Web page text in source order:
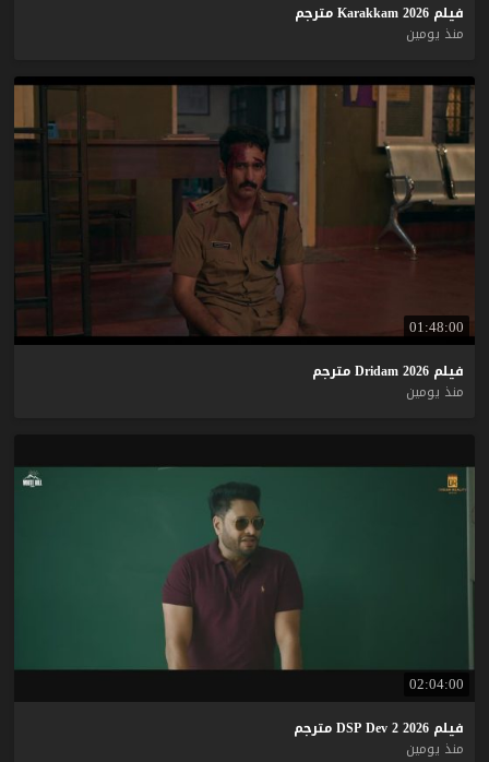
فيلم Karakkam 2026
مترجم
منذ يومين
01:48:00
فيلم Dridam 2026
مترجم
منذ يومين
02:04:00
فيلم DSP Dev 2 2026
مترجم
منذ يومين